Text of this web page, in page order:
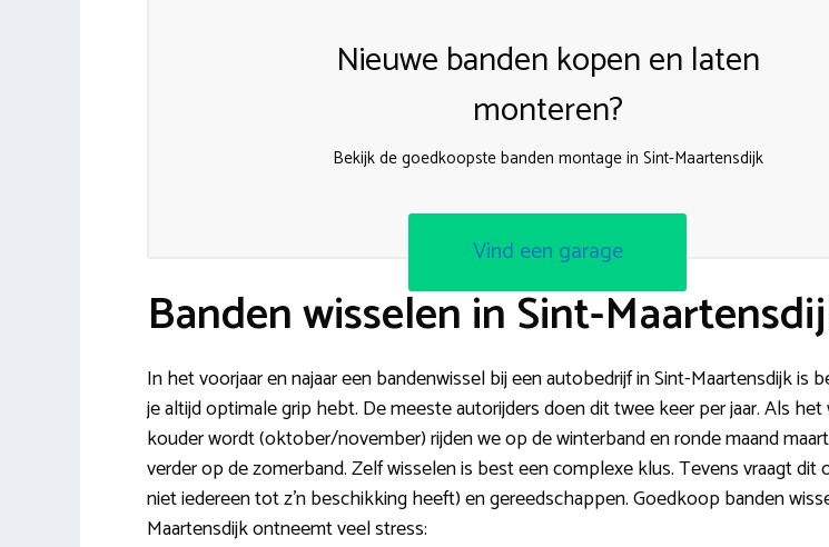
Nieuwe banden kopen en laten
monteren?
Bekijk de goedkoopste banden montage in Sint-Maartensdijk
Vind een garage
Banden wisselen in Sint-
In het voorjaar en najaar een bandenwissel bij een autobedrijf in Sint-Maartensdijk is
je altijd optimale grip hebt. De meeste autorijders doen dit twee keer per jaar. Als
kouder wordt (oktober/november) rijden we op de winterband en ronde maand
verder op de zomerband. Zelf wisselen is best een complexe klus. Tevens vraagt dit
niet iedereen tot z’n beschikking heeft) en gereedschappen. Goedkoop banden
Maartensdijk ontneemt veel stress: